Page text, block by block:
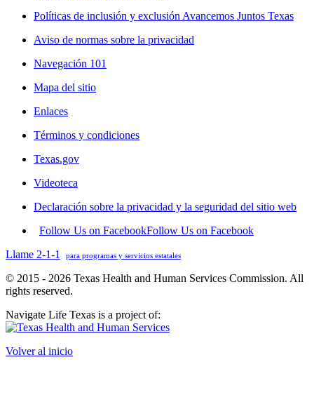
Políticas de inclusión y exclusión Avancemos Juntos Texas
Aviso de normas sobre la privacidad
Navegación 101
Mapa del sitio
Enlaces
Términos y condiciones
Texas.gov
Videoteca
Declaración sobre la privacidad y la seguridad del sitio web
Follow Us on FacebookFollow Us on Facebook
Llame 2-1-1
para programas y servicios estatales
© 2015 - 2026 Texas Health and Human Services Commission. All
rights reserved.
Navigate Life Texas is a project of:
Volver al inicio